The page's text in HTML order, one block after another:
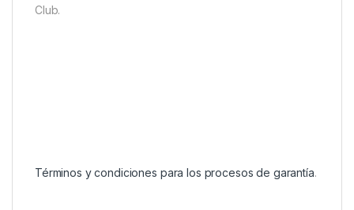
Club.
Términos y condiciones para los procesos de garantía.